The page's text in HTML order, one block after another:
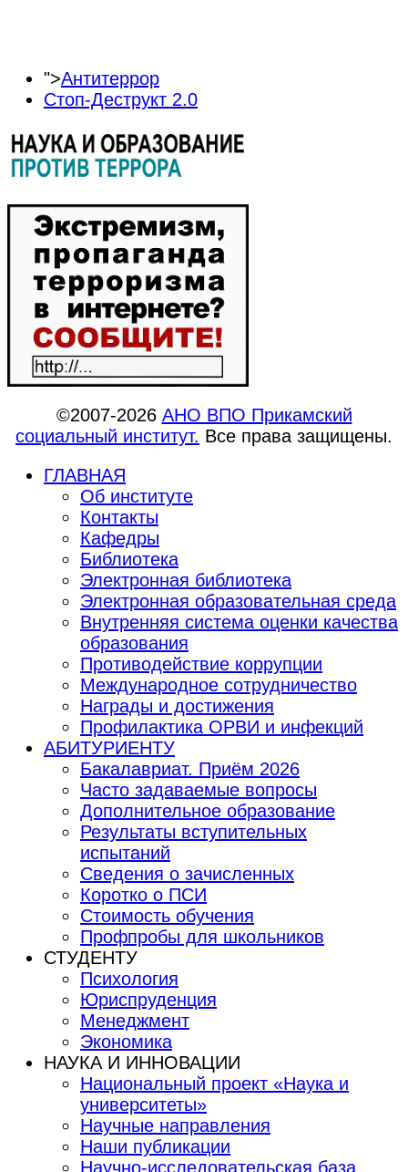
">Антитеррор
Стоп-Деструкт 2.0
©2007-2026 АНО ВПО Прикамский
социальный институт. Все права защищены.
ГЛАВНАЯ
Об институте
Контакты
Кафедры
Библиотека
Электронная библиотека
Электронная образовательная среда
Внутренняя система оценки качества
образования
Противодействие коррупции
Международное сотрудничество
Награды и достижения
Профилактика ОРВИ и инфекций
АБИТУРИЕНТУ
Бакалавриат. Приём 2026
Часто задаваемые вопросы
Дополнительное образование
Результаты вступительных
испытаний
Сведения о зачисленных
Коротко о ПСИ
Стоимость обучения
Профпробы для школьников
СТУДЕНТУ
Психология
Юриспруденция
Менеджмент
Экономика
НАУКА И ИННОВАЦИИ
Национальный проект «Наука и
университеты»
Научные направления
Наши публикации
Научно-исследовательская база